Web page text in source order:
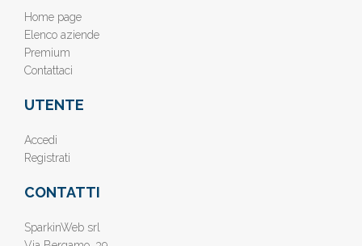
Home page
Elenco aziende
Premium
Contattaci
UTENTE
Accedi
Registrati
CONTATTI
SparkinWeb srl